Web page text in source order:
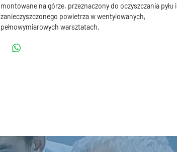
montowane na górze, przeznaczony do oczyszczania pyłu i
zanieczyszczonego powietrza w wentylowanych,
pełnowymiarowych warsztatach.